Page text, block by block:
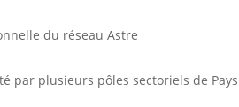
du réseau Astre
par plusieurs pôles sectoriels de